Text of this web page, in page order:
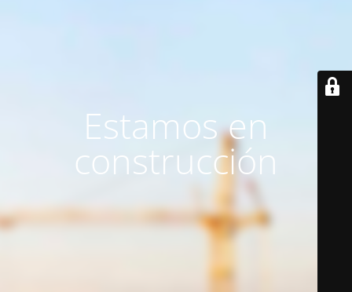
Estamos en
construcción